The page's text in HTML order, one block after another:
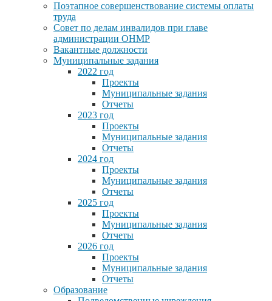
Поэтапное совершенствование системы оплаты
труда
Совет по делам инвалидов при главе
администрации ОНМР
Вакантные должности
Муниципальные задания
2022 год
Проекты
Муниципальные задания
Отчеты
2023 год
Проекты
Муниципальные задания
Отчеты
2024 год
Проекты
Муниципальные задания
Отчеты
2025 год
Проекты
Муниципальные задания
Отчеты
2026 год
Проекты
Муниципальные задания
Отчеты
Образование